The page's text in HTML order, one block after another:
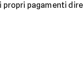
propri pagamenti